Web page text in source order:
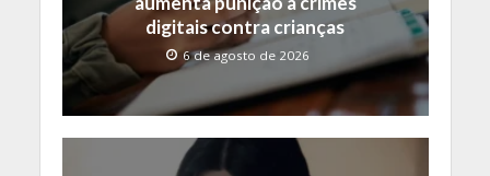
digitais contra crianças
6 de agosto de 2026